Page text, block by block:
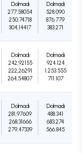
Dolmadı
277,58054
250,74718
304,14417
Dolmadı
528.090
876.779
383.271
Dolmadı
242,92155
222,26291
264,54807
Dolmadı
924.124
1.253.555
711.107
Dolmadı
281,97609
268,31666
279,47339
Dolmadı
488.341
683.274
566.845